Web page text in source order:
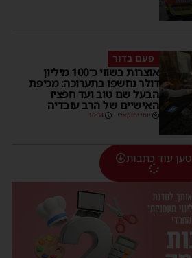
פעם בדור
אוצרות בשווי כ־100 מיליון
דולר נחשפו בתערוכה: מכיפת
הבעל שם טוב ועד חפציו
האישיים של הרב עובדיה
יוסי יחזקאלי 16:34
טען עוד כתבות